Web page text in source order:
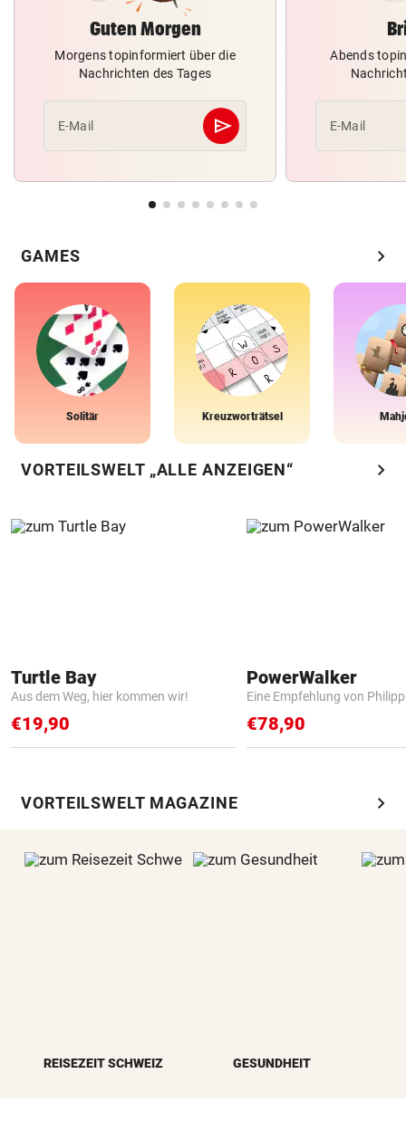
Guten Morgen
Morgens topinformiert über die
Nachrichten des Tages
E-Mail send
Abschicken
Abends
E-Mail
GAMES chevron_right
Solitär Kreuzworträtsel
VORTEILSWELT „ALLE ANZEIGEN“ chevron_right
Turtle Bay
Aus dem Weg, hier kommen wir!
€19,90
PowerWalker
Eine Empfehlung von
€78,90
VORTEILSWELT MAGAZINE chevron_right
REISEZEIT SCHWEIZ GESUNDHEIT